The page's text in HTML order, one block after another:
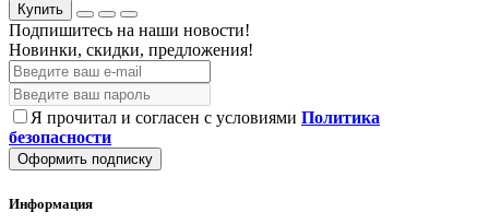
Купить
Подпишитесь на наши новости!
Новинки, скидки, предложения!
Я прочитал и согласен с условиями Политика
безопасности
Оформить подписку
Информация